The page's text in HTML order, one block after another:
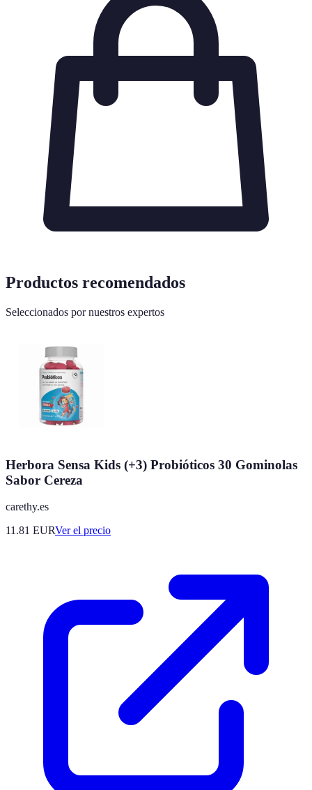
Productos recomendados
Seleccionados por nuestros expertos
Herbora Sensa Kids (+3) Probióticos 30 Gominolas
Sabor Cereza
carethy.es
11.81 EURVer el precio